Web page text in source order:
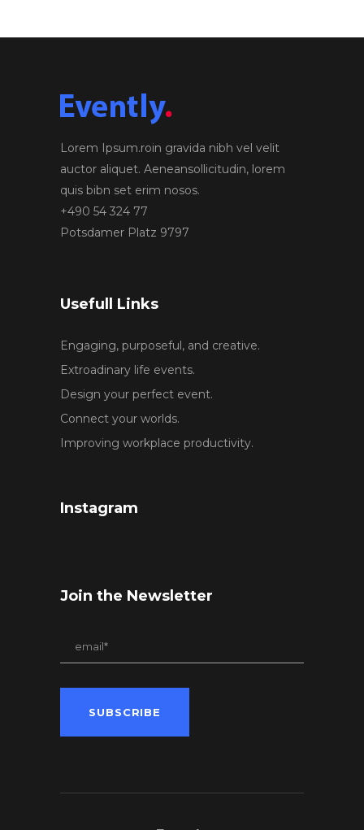
Lorem Ipsum.roin gravida nibh vel velit
auctor aliquet. Aeneansollicitudin, lorem
quis bibn set erim nosos.
+490 54 324 77
Potsdamer Platz 9797
Usefull Links
Engaging, purposeful, and creative.
Extroadinary life events.
Design your perfect event.
Connect your worlds.
Improving workplace productivity.
Instagram
Join the Newsletter